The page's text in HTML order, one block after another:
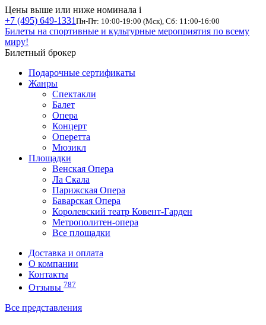
Цены выше или ниже номинала i
+7 (495) 649-1331 Пн-Пт: 10:00-19:00 (Мск), Сб: 11:00-16:00
Билеты на спортивные и культурные мероприятия по всему
миру!
Билетный брокер
Подарочные сертификаты
Жанры
Спектакли
Балет
Опера
Концерт
Оперетта
Мюзикл
Площадки
Венская Опера
Ла Скала
Парижская Опера
Баварская Опера
Королевский театр Ковент-Гарден
Метрополитен-опера
Все площадки
Доставка и оплата
О компании
Контакты
Отзывы 787
Все представления